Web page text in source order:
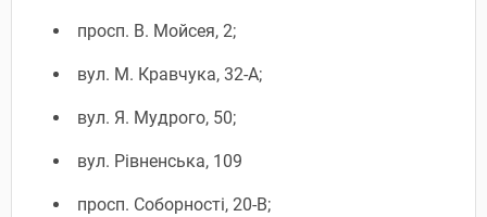
просп. В. Мойсея, 2;
вул. М. Кравчука, 32-А;
вул. Я. Мудрого, 50;
вул. Рівненська, 109
просп. Соборності, 20-В;